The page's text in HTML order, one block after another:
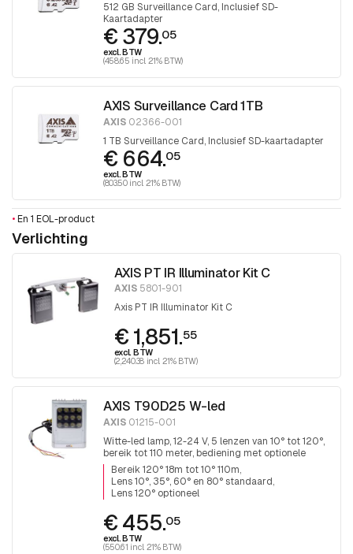
512 GB Surveillance Card, Inclusief SD-
Kaartadapter
€ 379.05
excl. BTW
(458.65 incl. 21% BTW)
AXIS Surveillance Card 1TB
AXIS 02366-001
1 TB Surveillance Card, Inclusief SD-kaartadapter
€ 664.05
excl. BTW
(803.50 incl. 21% BTW)
• En 1 EOL-product
Verlichting
AXIS PT IR Illuminator Kit C
AXIS5801-901
Axis PT IR Illuminator Kit C
€ 1,851.55
excl. BTW
(2,240.38 incl. 21% BTW)
AXIS T90D25 W-led
AXIS 01215-001
Witte-led lamp, 12-24 V, 5 lenzen van 10° tot 120°,
bereik tot 110 meter, bediening met optionele
remote control.
Bereik 120° 18m tot 10° 110m
Lens 10°, 35°, 60° en 80° standaard
Lens 120° optioneel
€ 455.05
excl. BTW
(550.61 incl. 21% BTW)